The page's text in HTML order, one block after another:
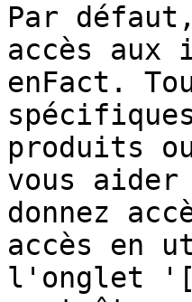
Par
accès aux
enFact.
produits
vous aider
donnez
accès en
l'onglet